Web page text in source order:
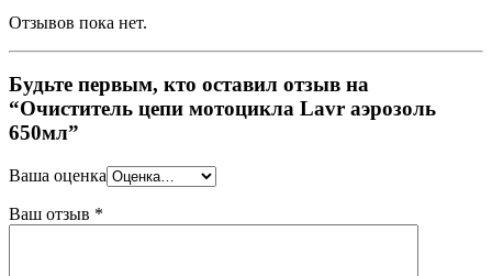
Отзывов пока нет.
Будьте первым, кто оставил отзыв на
“Очиститель цепи мотоцикла Lavr аэрозоль
650мл”
Ваша оценка
Ваш отзыв *